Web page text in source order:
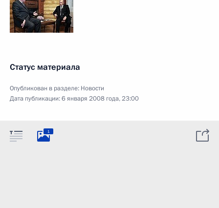
Статус материала
Опубликован в разделе: Новости
Дата публикации:6 января 2008 года, 23:00
1